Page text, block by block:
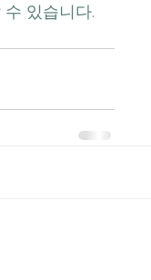
있습니다.